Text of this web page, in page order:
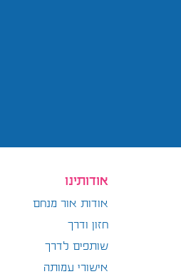
אודותינו
אודות אור מנחם
חזון ודרך
שותפים לדרך
אישורי עמותה